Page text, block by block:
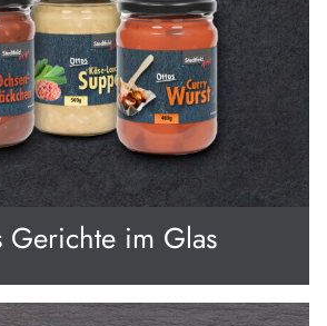
Gerichte im Glas